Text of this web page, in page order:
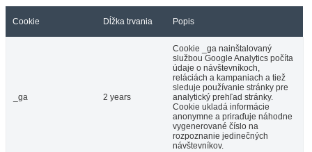
Cookie Dĺžka trvania Popis
_ga 2 years
Cookie _ga nainštalovaný
službou Google Analytics počíta
údaje o návštevníkoch,
reláciách a kampaniach a tiež
sleduje používanie stránky pre
analytický prehľad stránky.
Cookie ukladá informácie
anonymne a priraďuje náhodne
vygenerované číslo na
rozpoznanie jedinečných
návštevníkov.